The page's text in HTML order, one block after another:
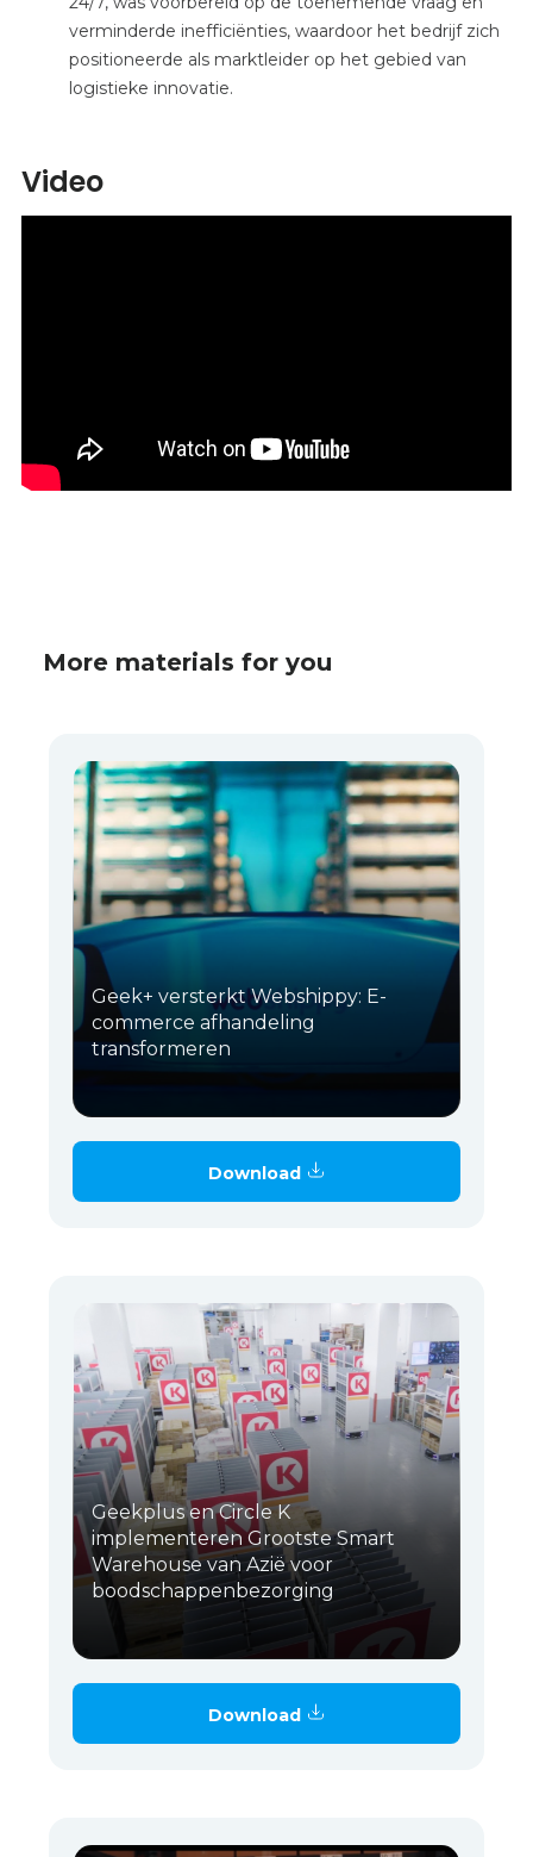
verminderde inefficiënties, waardoor het bedrijf zich
positioneerde als marktleider op het gebied van
logistieke innovatie.
Video
More materials for you
Geek+ versterkt Webshippy: E-
commerce afhandeling
transformeren
Download
Geekplus en Circle K
implementeren Grootste Smart
Warehouse van Azië voor
boodschappenbezorging
Download